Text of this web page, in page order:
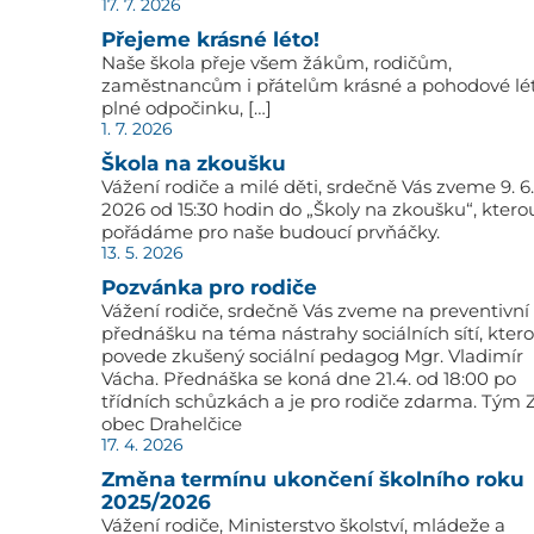
17. 7. 2026
Přejeme krásné léto!
Naše škola přeje všem žákům, rodičům,
zaměstnancům i přátelům krásné a pohodové
plné odpočinku, […]
1. 7. 2026
Škola na zkoušku
Vážení rodiče a milé děti, srdečně Vás zveme 9. 6.
2026 od 15:30 hodin do „Školy na zkoušku“,
pořádáme pro naše budoucí prvňáčky.
13. 5. 2026
Pozvánka pro rodiče
Vážení rodiče, srdečně Vás zveme na preventivní
přednášku na téma nástrahy sociálních sítí,
povede zkušený sociální pedagog Mgr. Vladimír
Vácha. Přednáška se koná dne 21.4. od 18:00 po
třídních schůzkách a je pro rodiče zdarma. Tým
obec Drahelčice
17. 4. 2026
Změna termínu ukončení školního roku
2025/2026
Vážení rodiče, Ministerstvo školství, mládeže a